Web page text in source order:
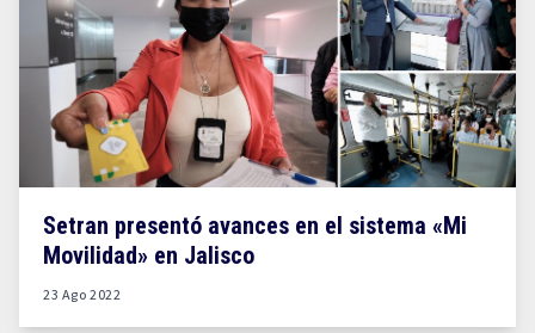
Setran presentó avances en el sistema «Mi
Movilidad» en Jalisco
23 Ago 2022